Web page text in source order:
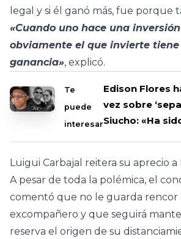
legal y si él ganó más, fue porque
«Cuando uno hace una
obviamente el que invierte
ganancia», explicó.
Te
puede
interesar
Edison Flores
vez sobre
Siucho: «Ha
Luigui Carbajal reitera su aprecio
A pesar de toda la polémica, el
comentó que no le guarda rencor
excompañero y que seguirá
reserva el origen de su